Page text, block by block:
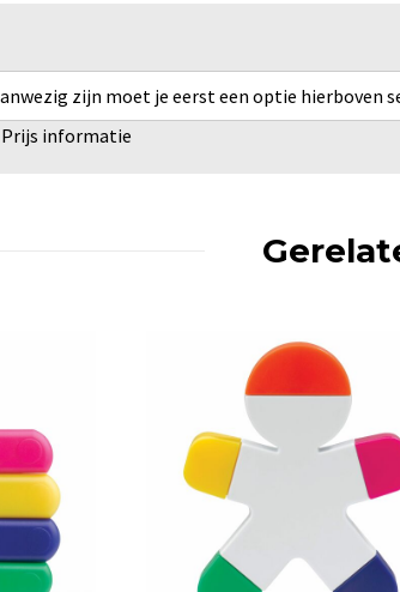
zijn moet je eerst een optie hierboven
Prijs informatie